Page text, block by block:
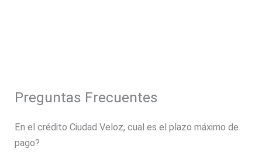
Preguntas Frecuentes
En el crédito Ciudad Veloz, cual es el plazo máximo de
pago?